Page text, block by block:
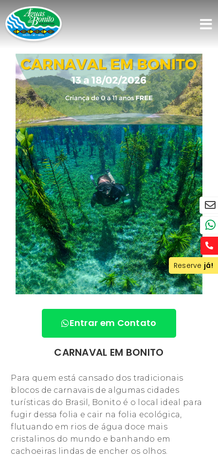
Entrar em Contato
CARNAVAL EM BONITO
Para quem está cansado dos tradicionais
blocos de carnavais de algumas cidades
turísticas do Brasil, Bonito é o local ideal para
fugir dessa folia e cair na folia ecológica,
flutuando em rios de água doce mais
cristalinos do mundo e banhando em
cachoeiras lindas de encher os olhos.
Reserve já!
Reserve já!